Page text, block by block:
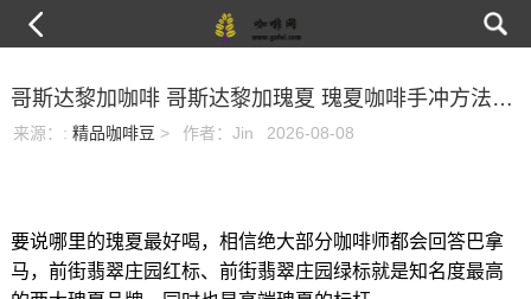
哥斯达黎加咖啡 哥斯达黎加瑰夏 瑰夏咖啡手冲方法技巧分享
来源： : 精品咖啡豆 > 作者：Jin 2026-08-08
要说哪里的瑰夏最好喝，相信绝大部分咖啡师都会回答巴拿
马，前街翡翠庄园红标、前街翡翠庄园绿标就是知名度最高